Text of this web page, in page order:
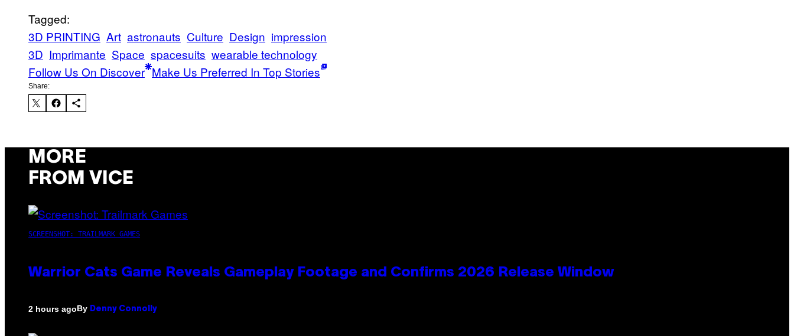
Tagged:
3D PRINTING Art astronauts Culture Design impression
3D Imprimante Space spacesuits wearable technology
Follow Us On Discover Make Us Preferred In Top Stories
Share:
MORE
FROM VICE
SCREENSHOT: TRAILMARK GAMES
Warrior Cats Game Reveals Gameplay Footage and Confirms 2026 Release Window
2 hours agoBy Denny Connolly